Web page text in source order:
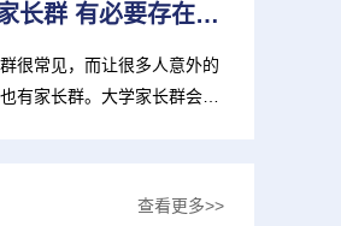
大学也有家长群 有必要存在吗？
很常见，而让很多人意外的
有家长群。大学家长群会聊
查看更多>>